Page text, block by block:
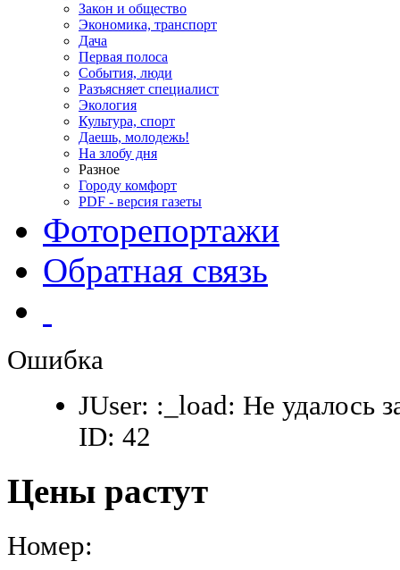
Закон и общество
Экономика, транспорт
Дача
Первая полоса
События, люди
Разъясняет специалист
Экология
Культура, спорт
Даешь, молодежь!
На злобу дня
Разное
Городу комфорт
PDF - версия газеты
Фоторепортажи
Обратная связь
Ошибка
JUser: :_load: Не удалось
ID: 42
Цены растут
Номер: